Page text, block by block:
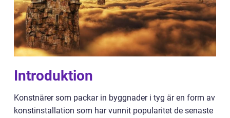
Introduktion
Konstnärer som packar in byggnader i tyg är en form av
konstinstallation som har vunnit popularitet de senaste